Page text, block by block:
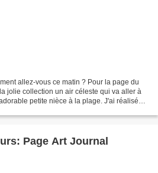
allez-vous ce matin ? Pour la page du
jolie collection un air céleste qui va aller à
petite nièce à la plage. J'ai réalisé
Page Art Journal